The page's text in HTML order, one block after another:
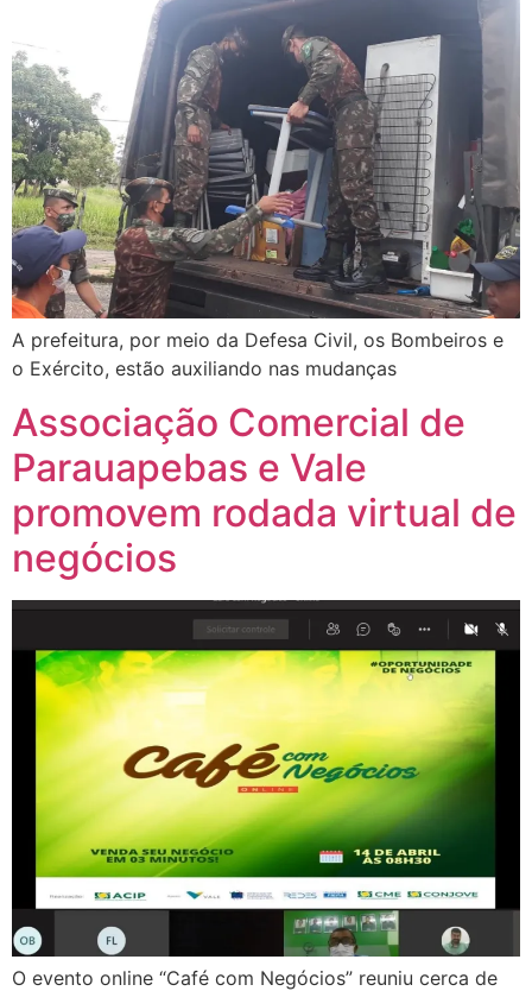
A prefeitura, por meio da Defesa Civil, os Bombeiros e
o Exército, estão auxiliando nas mudanças
Associação Comercial de
Parauapebas e Vale
promovem rodada virtual de
negócios
O evento online “Café com Negócios” reuniu cerca de